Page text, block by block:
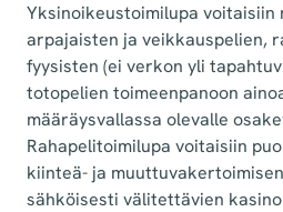
Yksinoikeustoimilupa voitaisiin
arpajaisten ja veikkauspelien,
fyysisten (ei verkon yli
totopelien toimeenpanoon
määräysvallassa olevalle
Rahapelitoimilupa voitaisiin
kiinteä- ja
sähköisesti välitettävien